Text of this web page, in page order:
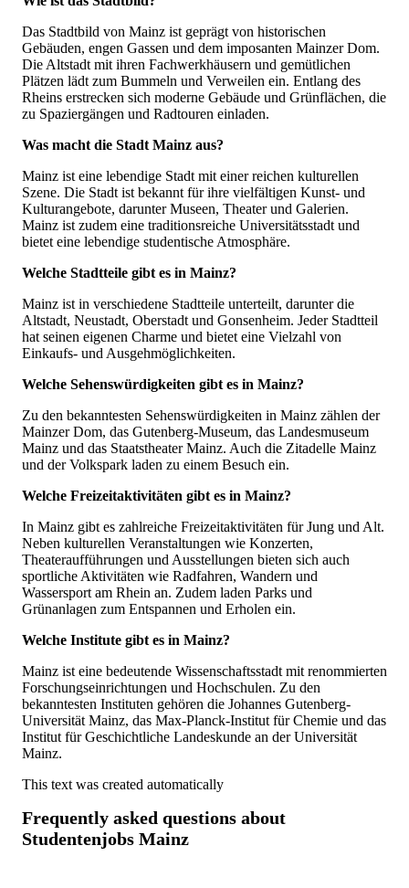
Das Stadtbild von Mainz ist geprägt von historischen
Gebäuden, engen Gassen und dem imposanten Mainzer Dom.
Die Altstadt mit ihren Fachwerkhäusern und gemütlichen
Plätzen lädt zum Bummeln und Verweilen ein. Entlang des
Rheins erstrecken sich moderne Gebäude und Grünflächen, die
zu Spaziergängen und Radtouren einladen.
Was macht die Stadt Mainz aus?
Mainz ist eine lebendige Stadt mit einer reichen kulturellen
Szene. Die Stadt ist bekannt für ihre vielfältigen Kunst- und
Kulturangebote, darunter Museen, Theater und Galerien.
Mainz ist zudem eine traditionsreiche Universitätsstadt und
bietet eine lebendige studentische Atmosphäre.
Welche Stadtteile gibt es in Mainz?
Mainz ist in verschiedene Stadtteile unterteilt, darunter die
Altstadt, Neustadt, Oberstadt und Gonsenheim. Jeder Stadtteil
hat seinen eigenen Charme und bietet eine Vielzahl von
Einkaufs- und Ausgehmöglichkeiten.
Welche Sehenswürdigkeiten gibt es in Mainz?
Zu den bekanntesten Sehenswürdigkeiten in Mainz zählen der
Mainzer Dom, das Gutenberg-Museum, das Landesmuseum
Mainz und das Staatstheater Mainz. Auch die Zitadelle Mainz
und der Volkspark laden zu einem Besuch ein.
Welche Freizeitaktivitäten gibt es in Mainz?
In Mainz gibt es zahlreiche Freizeitaktivitäten für Jung und Alt.
Neben kulturellen Veranstaltungen wie Konzerten,
Theateraufführungen und Ausstellungen bieten sich auch
sportliche Aktivitäten wie Radfahren, Wandern und
Wassersport am Rhein an. Zudem laden Parks und
Grünanlagen zum Entspannen und Erholen ein.
Welche Institute gibt es in Mainz?
Mainz ist eine bedeutende Wissenschaftsstadt mit renommierten
Forschungseinrichtungen und Hochschulen. Zu den
bekanntesten Instituten gehören die Johannes Gutenberg-
Universität Mainz, das Max-Planck-Institut für Chemie und das
Institut für Geschichtliche Landeskunde an der Universität
Mainz.
This text was created automatically
Frequently asked questions about
Studentenjobs Mainz